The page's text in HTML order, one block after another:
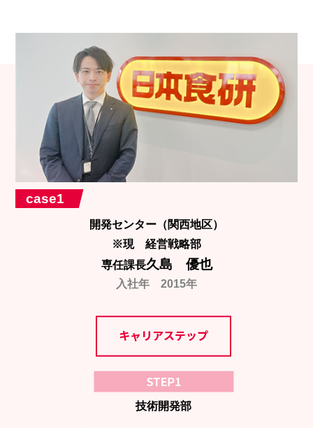
case1
開発センター（関西地区）
※現 経営戦略部
専任課長久島 優也
入社年 2015年
技術開発部